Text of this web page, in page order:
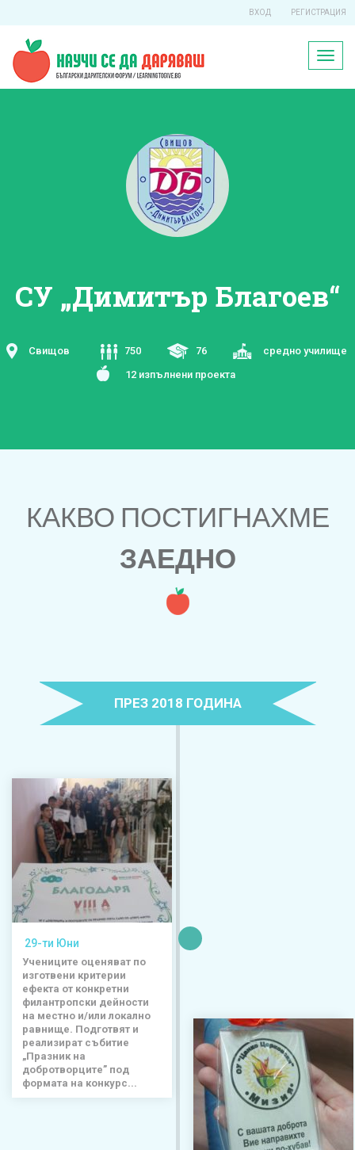
ВХОД РЕГИСТРАЦИЯ
СУ „Димитър Благоев“
Свищов 750 76
средно училище
12 изпълнени проекта
КАКВО ПОСТИГНАХМЕ
ЗАЕДНО
ПРЕЗ 2018 ГОДИНА
29-ти Юни
Учениците оценяват по
изготвени критерии
ефекта от конкретни
филантропски дейности
на местно и/или локално
равнище. Подготвят и
реализират събитие
„Празник на
добротворците” под
формата на конкурс...